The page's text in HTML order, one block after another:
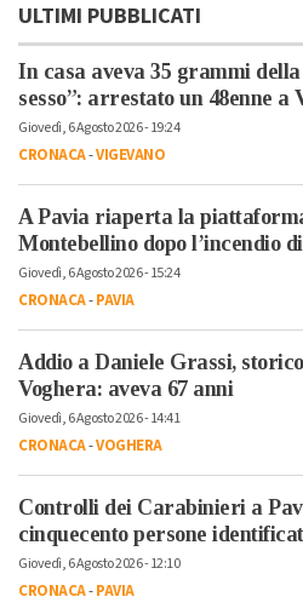
ULTIMI PUBBLICATI
In casa aveva 35 grammi
sesso”: arrestato un 48enne a
Giovedì, 6 Agosto 2026 - 19:24
CRONACA-VIGEVANO
A Pavia riaperta la
Montebellino dopo l’incendio
Giovedì, 6 Agosto 2026 - 15:24
CRONACA-PAVIA
Addio a Daniele Grassi,
Voghera: aveva 67 anni
Giovedì, 6 Agosto 2026 - 14:41
CRONACA-VOGHERA
Controlli dei Carabinieri a
cinquecento persone
Giovedì, 6 Agosto 2026 - 12:10
CRONACA-PAVIA